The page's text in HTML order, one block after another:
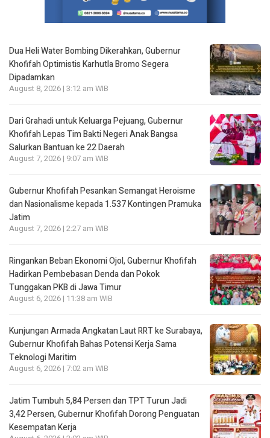
Dua Heli Water Bombing Dikerahkan, Gubernur
Khofifah Optimistis Karhutla Bromo Segera
Dipadamkan
August 8, 2026 | 3:12 am WIB
Dari Grahadi untuk Keluarga Pejuang, Gubernur
Khofifah Lepas Tim Bakti Negeri Anak Bangsa
Salurkan Bantuan ke 22 Daerah
August 7, 2026 | 9:07 am WIB
Gubernur Khofifah Pesankan Semangat Heroisme
dan Nasionalisme kepada 1.537 Kontingen Pramuka
Jatim
August 7, 2026 | 2:27 am WIB
Ringankan Beban Ekonomi Ojol, Gubernur Khofifah
Hadirkan Pembebasan Denda dan Pokok
Tunggakan PKB di Jawa Timur
August 6, 2026 | 11:38 am WIB
Kunjungan Armada Angkatan Laut RRT ke Surabaya,
Gubernur Khofifah Bahas Potensi Kerja Sama
Teknologi Maritim
August 6, 2026 | 7:02 am WIB
Jatim Tumbuh 5,84 Persen dan TPT Turun Jadi
3,42 Persen, Gubernur Khofifah Dorong Penguatan
Kesempatan Kerja